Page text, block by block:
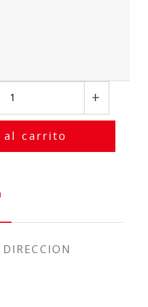
+
al carrito